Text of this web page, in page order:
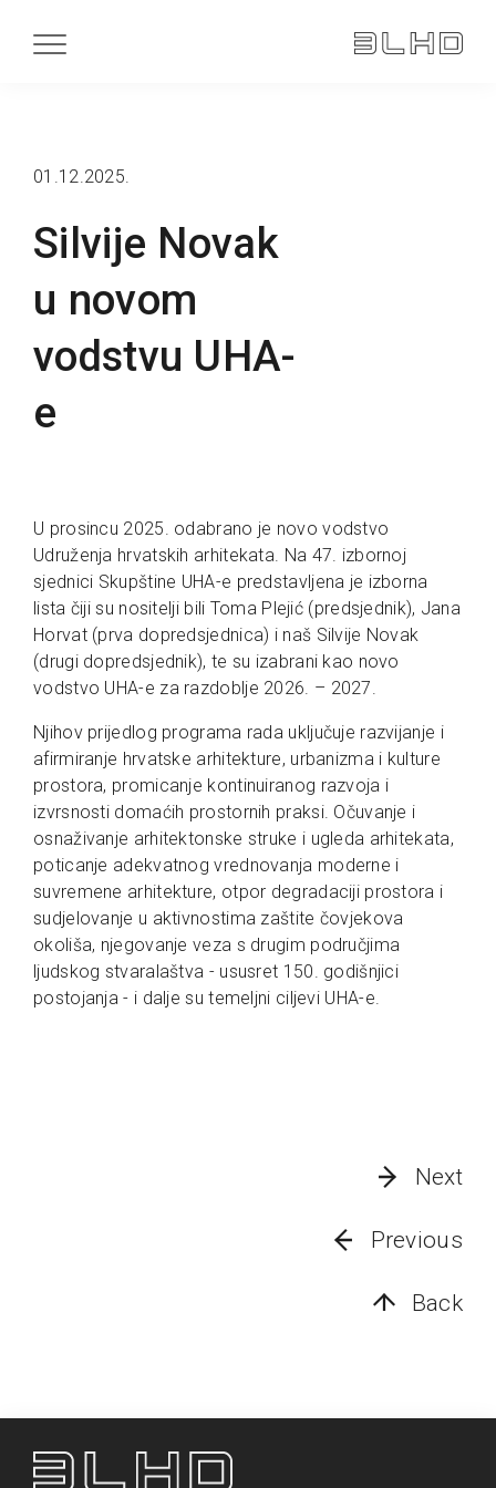
Silvije Novak
u novom
vodstvu UHA-
e
01.12.2025.
U prosincu 2025. odabrano je novo vodstvo
Udruženja hrvatskih arhitekata. Na 47. izbornoj
sjednici Skupštine UHA-e predstavljena je izborna
lista čiji su nositelji bili Toma Plejić (predsjednik), Jana
Horvat (prva dopredsjednica) i naš Silvije Novak
(drugi dopredsjednik), te su izabrani kao novo
vodstvo UHA-e za razdoblje 2026. – 2027.
Njihov prijedlog programa rada uključuje razvijanje i
afirmiranje hrvatske arhitekture, urbanizma i kulture
prostora, promicanje kontinuiranog razvoja i
izvrsnosti domaćih prostornih praksi. Očuvanje i
osnaživanje arhitektonske struke i ugleda arhitekata,
poticanje adekvatnog vrednovanja moderne i
suvremene arhitekture, otpor degradaciji prostora i
sudjelovanje u aktivnostima zaštite čovjekova
okoliša, njegovanje veza s drugim područjima
ljudskog stvaralaštva - ususret 150. godišnjici
postojanja - i dalje su temeljni ciljevi UHA-e.
Next
Previous
Back